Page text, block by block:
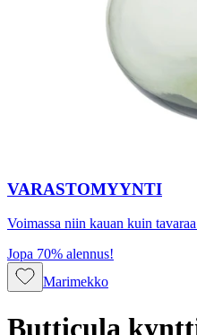
VARASTOMYYNTI
Voimassa niin kauan kuin
Jopa 70% alennus!
Marimekko
Butticula